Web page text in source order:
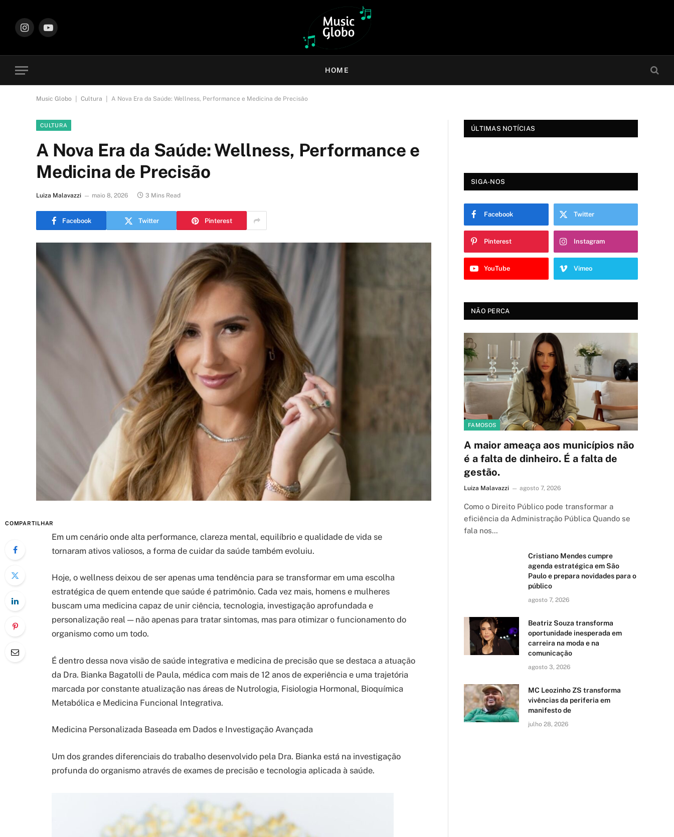
InstagramYouTube
HOME
Music Globo Cultura A Nova Era da Saúde: Wellness, Performance e Medicina de Precisão
CULTURA
A Nova Era da Saúde: Wellness, Performance e
Medicina de Precisão
Luiza Malavazzi maio 8, 2026 3 Mins Read
Facebook Twitter Pinterest
COMPARTILHAR
Em um cenário onde alta performance, clareza mental, equilíbrio e qualidade de vida se
tornaram ativos valiosos, a forma de cuidar da saúde também evoluiu.
Hoje, o wellness deixou de ser apenas uma tendência para se transformar em uma escolha
estratégica de quem entende que saúde é patrimônio. Cada vez mais, homens e mulheres
buscam uma medicina capaz de unir ciência, tecnologia, investigação aprofundada e
personalização real — não apenas para tratar sintomas, mas para otimizar o funcionamento do
organismo como um todo.
É dentro dessa nova visão de saúde integrativa e medicina de precisão que se destaca a atuação
da Dra. Bianka Bagatolli de Paula, médica com mais de 12 anos de experiência e uma trajetória
marcada por constante atualização nas áreas de Nutrologia, Fisiologia Hormonal, Bioquímica
Metabólica e Medicina Funcional Integrativa.
Medicina Personalizada Baseada em Dados e Investigação Avançada
Um dos grandes diferenciais do trabalho desenvolvido pela Dra. Bianka está na investigação
profunda do organismo através de exames de precisão e tecnologia aplicada à saúde.
ÚLTIMAS NOTÍCIAS
SIGA-NOS
Facebook Twitter
Pinterest Instagram
YouTube Vimeo
NÃO PERCA
FAMOSOS
A maior ameaça aos municípios não
é a falta de dinheiro. É a falta de
gestão.
Luiza Malavazzi agosto 7, 2026
Como o Direito Público pode transformar a
eficiência da Administração Pública Quando se
fala nos…
Cristiano Mendes cumpre
agenda estratégica em São
Paulo e prepara novidades para o
público
agosto 7, 2026
Beatriz Souza transforma
oportunidade inesperada em
carreira na moda e na
comunicação
agosto 3, 2026
MC Leozinho ZS transforma
vivências da periferia em
manifesto de
julho 28, 2026